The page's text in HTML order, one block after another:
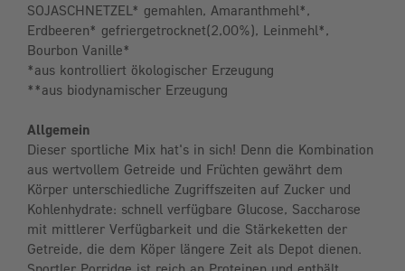
SOJASCHNETZEL* gemahlen, Amaranthmehl*,
Erdbeeren* gefriergetrocknet(2,00%), Leinmehl*,
Bourbon Vanille*
*aus kontrolliert ökologischer Erzeugung
**aus biodynamischer Erzeugung
Allgemein
Dieser sportliche Mix hat's in sich! Denn die Kombination
aus wertvollem Getreide und Früchten gewährt dem
Körper unterschiedliche Zugriffszeiten auf Zucker und
Kohlenhydrate: schnell verfügbare Glucose, Saccharose
mit mittlerer Verfügbarkeit und die Stärkeketten der
Getreide, die dem Köper längere Zeit als Depot dienen.